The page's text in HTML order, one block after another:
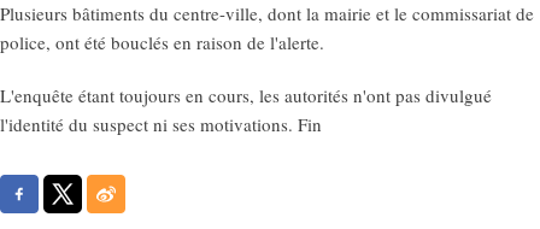
Plusieurs bâtiments du centre-ville, dont la mairie et le commissariat de
police, ont été bouclés en raison de l'alerte.
L'enquête étant toujours en cours, les autorités n'ont pas divulgué
l'identité du suspect ni ses motivations. Fin